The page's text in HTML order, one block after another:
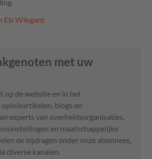
Els Wiegant
met uw
op de website en in het
blogs en
experts van overheidsorganisaties,
en maatschappelijke
de bijdragen onder onze abonnees,
diverse kanalen.